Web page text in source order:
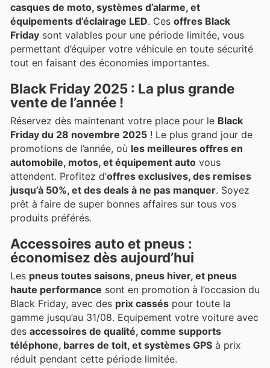
casques de moto, systèmes d’alarme, et
équipements d’éclairage LED. Ces offres Black
Friday sont valables pour une période limitée, vous
permettant d’équiper votre véhicule en toute sécurité
tout en faisant des économies importantes.
Black Friday 2025 : La plus grande
vente de l’année !
Réservez dès maintenant votre place pour le Black
Friday du 28 novembre 2025 ! Le plus grand jour de
promotions de l’année, où les meilleures offres en
automobile, motos, et équipement auto vous
attendent. Profitez d’offres exclusives, des remises
jusqu’à 50%, et des deals à ne pas manquer. Soyez
prêt à faire de super bonnes affaires sur tous vos
produits préférés.
Accessoires auto et pneus :
économisez dès aujourd’hui
Les pneus toutes saisons, pneus hiver, et pneus
haute performance sont en promotion à l’occasion du
Black Friday, avec des prix cassés pour toute la
gamme jusqu’au 31/08. Equipement votre voiture avec
des accessoires de qualité, comme supports
téléphone, barres de toit, et systèmes GPS à prix
réduit pendant cette période limitée.